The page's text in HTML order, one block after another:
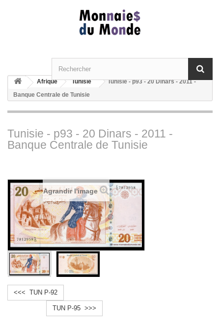
Afrique Tunisie
Tunisie - p93 - 20 Dinars - 2011 -
Banque Centrale de Tunisie
Tunisie - p93 - 20 Dinars - 2011 -
Banque Centrale de Tunisie
Agrandir l'image
<<< TUN P-92
TUN P-95 >>>